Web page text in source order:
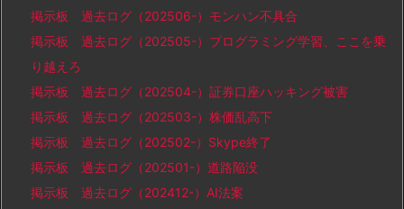
掲示板 過去ログ（202506-）モンハン不具合
掲示板 過去ログ（202505-）プログラミング学習、ここを乗
り越えろ
掲示板 過去ログ（202504-）証券口座ハッキング被害
掲示板 過去ログ（202503-）株価乱高下
掲示板 過去ログ（202502-）Skype終了
掲示板 過去ログ（202501-）道路陥没
掲示板 過去ログ（202412-）AI法案